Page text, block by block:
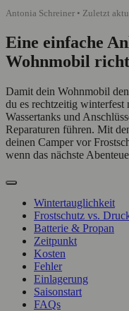
Antonia Schreiner • Zuletzt
Eine einfache
Wohnmobil
Damit dein Wohnmobil
du es rechtzeitig winterfest
Wassertanks und
Reparaturen führen. Mit
deinen Camper vor
wenn das nächste
Wintertauglichkeit
Frostschutz vs.
Batterie & Propan
Zeitpunkt
Kosten
Fehler
Einlagerung
Saisonstart
FAQs